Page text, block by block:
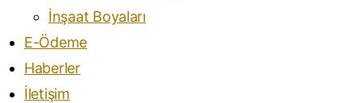
İnşaat Boyaları
E-Ödeme
Haberler
İletişim